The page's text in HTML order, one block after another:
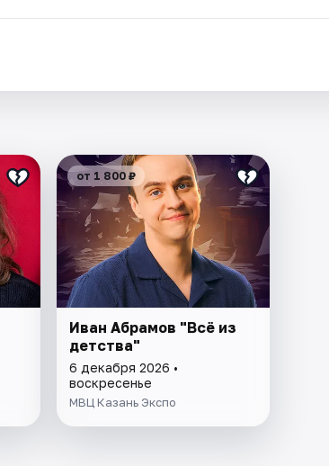
от 1 800 ₽
Иван Абрамов "Всё из
детства"
6 декабря 2026 •
воскресенье
МВЦ Казань Экспо